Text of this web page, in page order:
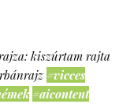
kiszúrtam rajta
#vicces
#aicontent